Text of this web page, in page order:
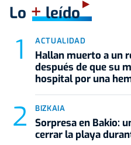
Lo +leído
ACTUALIDAD
Hallan muerto a un
después de que su
hospital por una
BIZKAIA
Sorpresa en Bakio:
cerrar la playa